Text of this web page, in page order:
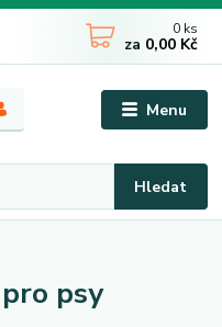
Menu
Hledat
0 ks
za 0,00 Kč
psy